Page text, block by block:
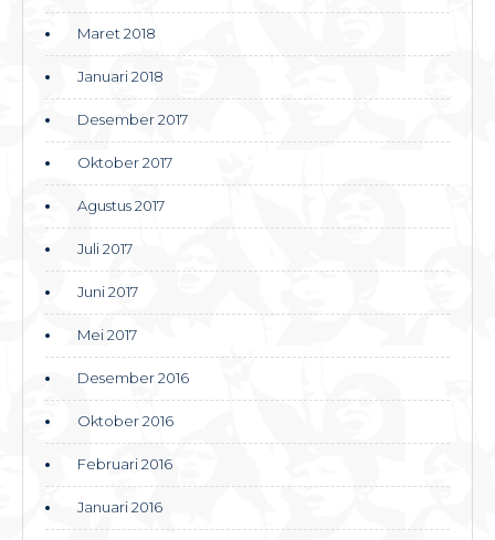
Maret 2018
Januari 2018
Desember 2017
Oktober 2017
Agustus 2017
Juli 2017
Juni 2017
Mei 2017
Desember 2016
Oktober 2016
Februari 2016
Januari 2016